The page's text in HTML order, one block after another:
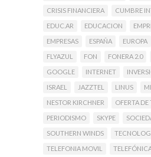
CRISIS FINANCIERA
CUMBRE
EDUC.AR
EDUCACION
EMPRESAS
ESPAÑA EUROPA
FLYAZUL
FON FONERA 2.0
GOOGLE
INTERNET
ISRAEL
JAZZTEL LINUS
NESTOR KIRCHNER
OFERTA
PERIODISMO
SKYPE
SOUTHERN WINDS
TELEFONIA MOVIL